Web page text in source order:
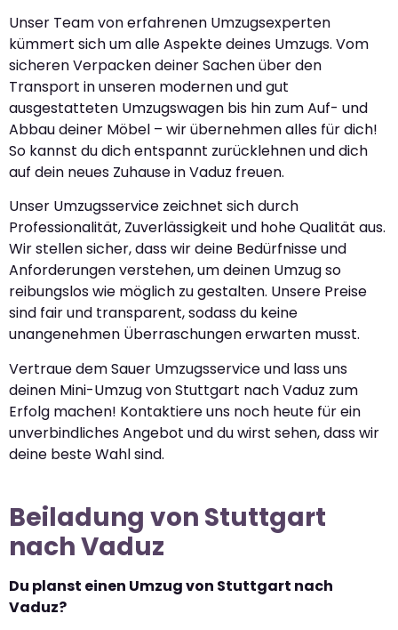
Unser Team von erfahrenen Umzugsexperten
kümmert sich um alle Aspekte deines Umzugs. Vom
sicheren Verpacken deiner Sachen über den
Transport in unseren modernen und gut
ausgestatteten Umzugswagen bis hin zum Auf- und
Abbau deiner Möbel – wir übernehmen alles für dich!
So kannst du dich entspannt zurücklehnen und dich
auf dein neues Zuhause in Vaduz freuen.
Unser Umzugsservice zeichnet sich durch
Professionalität, Zuverlässigkeit und hohe Qualität aus.
Wir stellen sicher, dass wir deine Bedürfnisse und
Anforderungen verstehen, um deinen Umzug so
reibungslos wie möglich zu gestalten. Unsere Preise
sind fair und transparent, sodass du keine
unangenehmen Überraschungen erwarten musst.
Vertraue dem Sauer Umzugsservice und lass uns
deinen Mini-Umzug von Stuttgart nach Vaduz zum
Erfolg machen! Kontaktiere uns noch heute für ein
unverbindliches Angebot und du wirst sehen, dass wir
deine beste Wahl sind.
Beiladung von Stuttgart
nach Vaduz
Du planst einen Umzug von Stuttgart nach
Vaduz?